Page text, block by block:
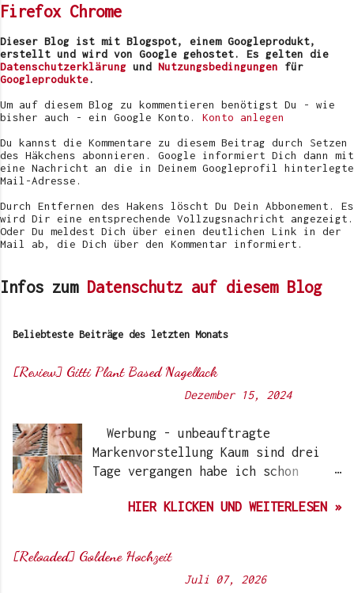
a
v
e
r
ö
f
e
t
l
i
c
e
n
Firefox Chrome
Dieser Blog ist mit Blogspot, einem Googleprodukt,
erstellt und wird von Google gehostet. Es gelten die
Datenschutzerklärung und Nutzungsbedingungen für
Googleprodukte.
Um auf diesem Blog zu kommentieren benötigst Du - wie
bisher auch - ein Google Konto. Konto anlegen
Du kannst die Kommentare zu diesem Beitrag durch Setzen
des Häkchens abonnieren. Google informiert Dich dann mit
eine Nachricht an die in Deinem Googleprofil hinterlegte
Mail-Adresse.
Durch Entfernen des Hakens löscht Du Dein Abbonement. Es
wird Dir eine entsprechende Vollzugsnachricht angezeigt.
Oder Du meldest Dich über einen deutlichen Link in der
Mail ab, die Dich über den Kommentar informiert.
Infos zum Datenschutz auf diesem Blog
Beliebteste Beiträge des letzten Monats
[Review] Gitti Plant Based Nagellack
Dezember 15, 2024
Werbung - unbeauftragte
Markenvorstellung Kaum sind drei
Tage vergangen habe ich schon
Euch. Aber nach 6 Monate, wo ich
durchwegs positives Ergebnis
vermelden. Die meisten dürften
HIER KLICKEN UND WEITERLESEN »
[Reloaded] Goldene Hochzeit
Juli 07, 2026